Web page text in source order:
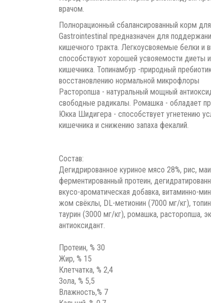
врачом.
Полнорационный сбалансированный корм
Gastrointestinal предназначен для
кишечного тракта. Легкоусвояемые белки и
способствуют хорошей усвояемости диеты и
кишечника. Топинамбур -природный
восстановлению нормальной микрофлоры
Расторопша - натуральный мощный
свободные радикалы. Ромашка - обладает
Юкка Шидигера - способствует угнетению
кишечника и снижению запаха фекалий.
Состав:
Дегидрированное куриное мясо 28%, рис,
ферментированный протеин,
вкусо-ароматическая добавка, витаминно-
жом свёклы, DL-метионин (7000 мг/кг),
таурин (3000 мг/кг), ромашка, расторопша,
антиоксидант.
Протеин, % 30
Жир, % 15
Клетчатка, % 2,4
Зола, % 5,5
Влажность,% 7